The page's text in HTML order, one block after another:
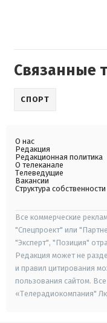
Связанные
СПОРТ
О нас
Редакция
Редакционная политика
О телеканале
Телеведущие
Вакансии
Структура собственности
Все коммерческие
"Спецпроект" или
"Эксперт", "Позиция"
Редакция может не
и правил цитирования
пользования сайтом.
«Телерадиокомпания"